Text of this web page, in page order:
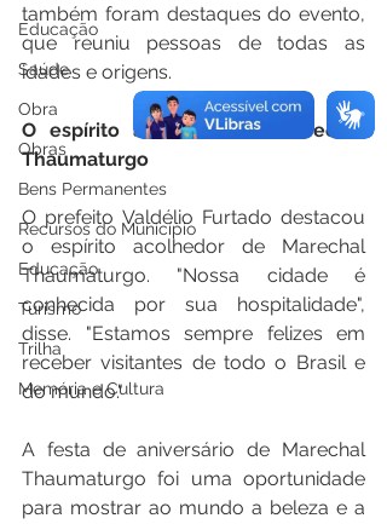
Educação
Saúde
Obra
Obras
Bens Permanentes
Recursos do Município
Educação
Turismo
Trilha
Memória e Cultura
também foram destaques do evento,
que reuniu pessoas de todas as
idades e origens.
O espírito acolhedor de Marechal
Thaumaturgo
O prefeito Valdélio Furtado destacou
o espírito acolhedor de Marechal
Thaumaturgo. "Nossa cidade é
conhecida por sua hospitalidade",
disse. "Estamos sempre felizes em
receber visitantes de todo o Brasil e
do mundo."
A festa de aniversário de Marechal
Thaumaturgo foi uma oportunidade
para mostrar ao mundo a beleza e a